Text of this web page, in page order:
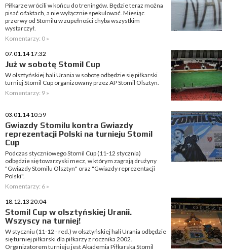
Piłkarze wrócili w końcu do treningów. Będzie teraz można
pisać o faktach, a nie wyłącznie spekulować. Miesiąc
przerwy od Stomilu w zupełności chyba wszystkim
wystarczył.
Komentarzy: 0 »
07.01.14 17:32
Już w sobotę Stomil Cup
W olsztyńskiej hali Urania w sobotę odbędzie się piłkarski
turniej Stomil Cup organizowany przez AP Stomil Olsztyn.
Komentarzy: 9 »
03.01.14 10:59
Gwiazdy Stomilu kontra Gwiazdy
reprezentacji Polski na turnieju Stomil
Cup
Podczas styczniowego Stomil Cup (11-12 stycznia)
odbędzie się towarzyski mecz, w którym zagrają drużyny
"Gwiazdy Stomilu Olsztyn" oraz "Gwiazdy reprezentacji
Polski".
Komentarzy: 6 »
18.12.13 20:04
Stomil Cup w olsztyńskiej Uranii.
Wszyscy na turniej!
W styczniu (11-12 - red.) w olsztyńskiej hali Urania odbędzie
się turniej piłkarski dla piłkarzy z rocznika 2002.
Organizatorem turnieju jest Akademia Piłkarska Stomil